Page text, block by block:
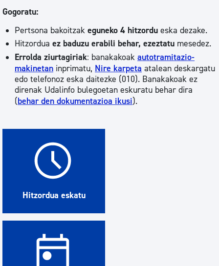
Gogoratu:
Pertsona bakoitzak eguneko 4 hitzordu eska dezake.
Hitzordua ez baduzu erabili behar, ezeztatu mesedez.
Errolda ziurtagiriak: banakakoak autotramitazio-
makinetan inprimatu, Nire karpeta atalean deskargatu
edo telefonoz eska daitezke (010). Banakakoak ez
direnak Udalinfo bulegoetan eskuratu behar dira
(behar den dokumentazioa ikusi).
Hitzordua eskatu